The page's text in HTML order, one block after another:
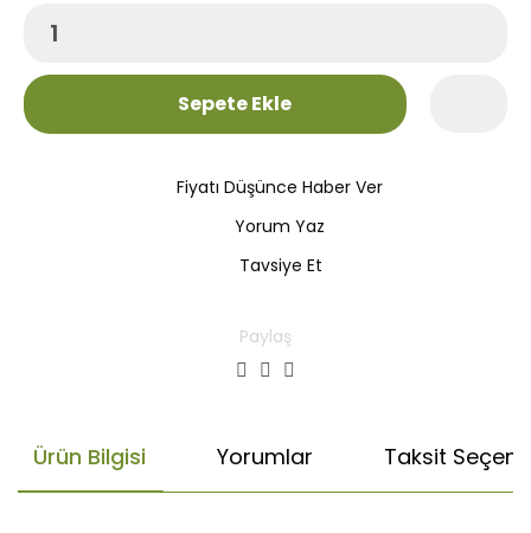
Sepete Ekle
Fiyatı Düşünce Haber Ver
Yorum Yaz
Tavsiye Et
Paylaş
Ürün Bilgisi Yorumlar Taksit